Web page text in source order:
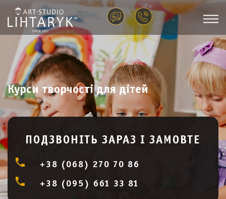
Курси творчості для дітей
ПОДЗВОНІТЬ ЗАРАЗ І ЗАМОВТЕ
+38 (068) 270 70 86
+38 (095) 661 33 81